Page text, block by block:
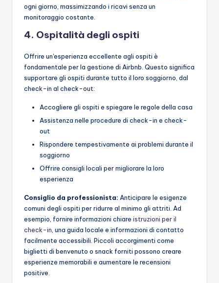
ogni giorno, massimizzando i ricavi senza un
monitoraggio costante.
4. Ospitalità degli ospiti
Offrire un'esperienza eccellente agli ospiti è
fondamentale per la gestione di Airbnb. Questo significa
supportare gli ospiti durante tutto il loro soggiorno, dal
check-in al check-out:
Accogliere gli ospiti e spiegare le regole della casa
Assistenza nelle procedure di check-in e check-
out
Rispondere tempestivamente ai problemi durante il
soggiorno
Offrire consigli locali per migliorare la loro
esperienza
Consiglio da professionista: Anticipare le esigenze
comuni degli ospiti per ridurre al minimo gli attriti. Ad
esempio, fornire informazioni chiare istruzioni per il
check-in , una guida locale e informazioni di contatto
facilmente accessibili. Piccoli accorgimenti come
biglietti di benvenuto o snack forniti possono creare
esperienze memorabili e aumentare le recensioni
positive.